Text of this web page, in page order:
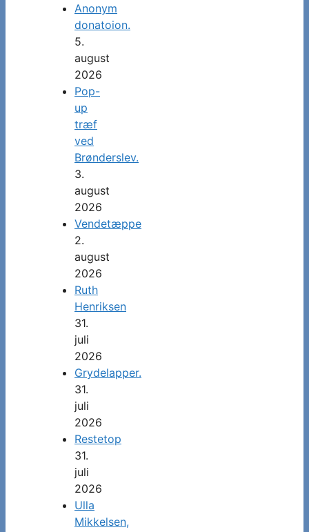
Anonym
donatoion.
5.
august
2026
Pop-
up
træf
ved
Brønderslev.
3.
august
2026
Vendetæppe
2.
august
2026
Ruth
Henriksen
31.
juli
2026
Grydelapper.
31.
juli
2026
Restetop
31.
juli
2026
Ulla
Mikkelsen,